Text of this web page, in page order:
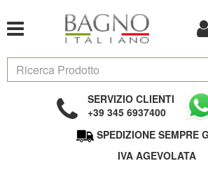
SERVIZIO CLIENTI
+39 345 6937400
SPEDIZIONE SEMPRE
IVA AGEVOLATA